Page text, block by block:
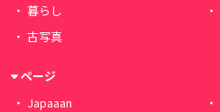
暮らし
古写真
ページ
Japaaan